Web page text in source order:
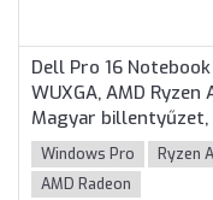
Dell Pro 16
WUXGA, AMD Ryzen
Magyar billentyűzet,
garancia,
Windows Pro Ryzen
AMD Radeon